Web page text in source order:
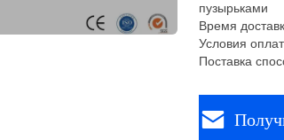
пузырьками
Время
Условия
Поставка